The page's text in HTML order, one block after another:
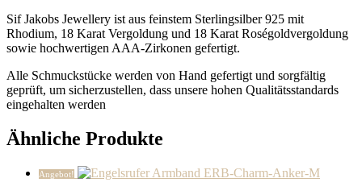
Sif Jakobs Jewellery ist aus feinstem Sterlingsilber 925 mit
Rhodium, 18 Karat Vergoldung und 18 Karat Roségoldvergoldung
sowie hochwertigen AAA-Zirkonen gefertigt.
Alle Schmuckstücke werden von Hand gefertigt und sorgfältig
geprüft, um sicherzustellen, dass unsere hohen Qualitätsstandards
eingehalten werden
Ähnliche Produkte
Angebot!